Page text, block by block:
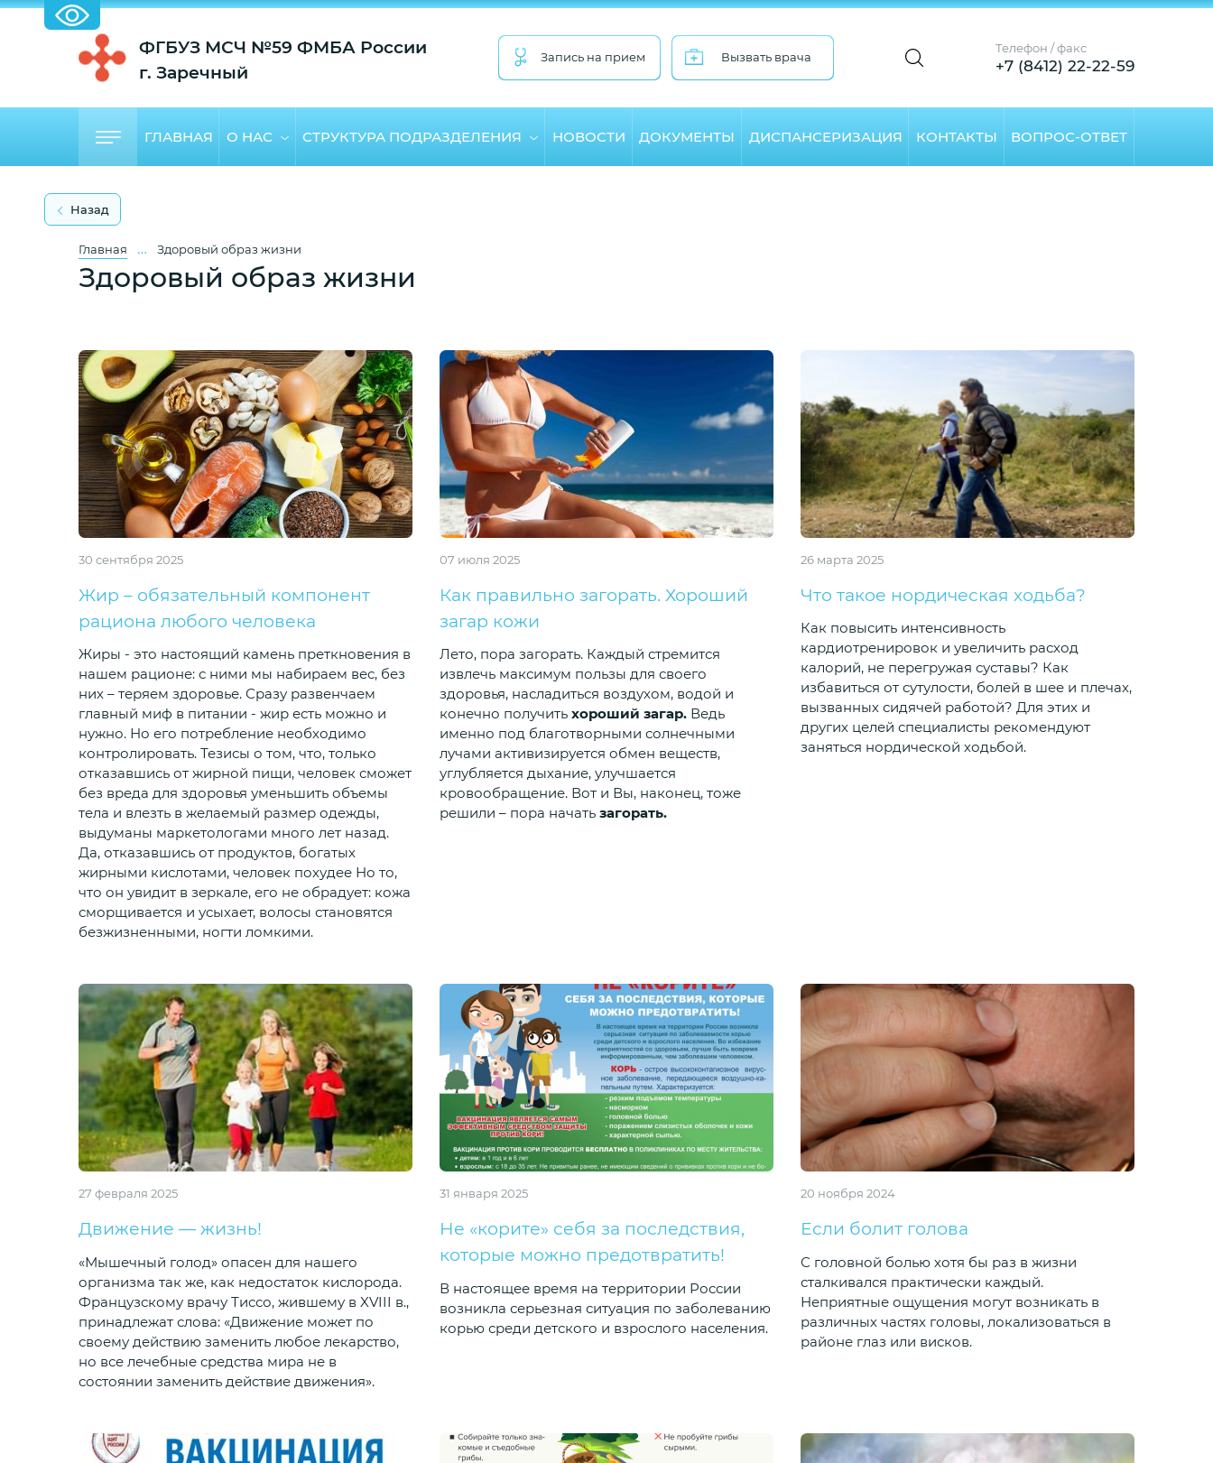
ФГБУЗ МСЧ №59 ФМБА России
г. Заречный
Запись на прием Вызвать врача
Телефон / факс
+7 (8412) 22-22-59
ГЛАВНАЯ О НАС СТРУКТУРА ПОДРАЗДЕЛЕНИЯ НОВОСТИ ДОКУМЕНТЫ ДИСПАНСЕРИЗАЦИЯ КОНТАКТЫ ВОПРОС-ОТВЕТ
Назад
Главная … Здоровый образ жизни
Здоровый образ жизни
30 сентября 2025
Жир – обязательный компонент
рациона любого человека
Жиры - это настоящий камень преткновения в
нашем рационе: с ними мы набираем вес, без
них – теряем здоровье. Сразу развенчаем
главный миф в питании - жир есть можно и
нужно. Но его потребление необходимо
контролировать. Тезисы о том, что, только
отказавшись от жирной пищи, человек сможет
без вреда для здоровья уменьшить объемы
тела и влезть в желаемый размер одежды,
выдуманы маркетологами много лет назад.
Да, отказавшись от продуктов, богатых
жирными кислотами, человек похудее Но то,
что он увидит в зеркале, его не обрадует: кожа
сморщивается и усыхает, волосы становятся
безжизненными, ногти ломкими.
07 июля 2025
Как правильно загорать. Хороший
загар кожи
Лето, пора загорать. Каждый стремится
извлечь максимум пользы для своего
здоровья, насладиться воздухом, водой и
конечно получить хороший загар. Ведь
именно под благотворными солнечными
лучами активизируется обмен веществ,
углубляется дыхание, улучшается
кровообращение. Вот и Вы, наконец, тоже
решили – пора начать загорать.
26 марта 2025
Что такое нордическая ходьба?
Как повысить интенсивность
кардиотренировок и увеличить расход
калорий, не перегружая суставы? Как
избавиться от сутулости, болей в шее и плечах,
вызванных сидячей работой? Для этих и
других целей специалисты рекомендуют
заняться нордической ходьбой.
27 февраля 2025
Движение — жизнь!
«Мышечный голод» опасен для нашего
организма так же, как недостаток кислорода.
Французскому врачу Тиссо, жившему в XVIII в.,
принадлежат слова: «Движение может по
своему действию заменить любое лекарство,
но все лечебные средства мира не в
состоянии заменить действие движения».
31 января 2025
Не «корите» себя за последствия,
которые можно предотвратить!
В настоящее время на территории России
возникла серьезная ситуация по заболеванию
корью среди детского и взрослого населения.
20 ноября 2024
Если болит голова
С головной болью хотя бы раз в жизни
сталкивался практически каждый.
Неприятные ощущения могут возникать в
различных частях головы, локализоваться в
районе глаз или висков.